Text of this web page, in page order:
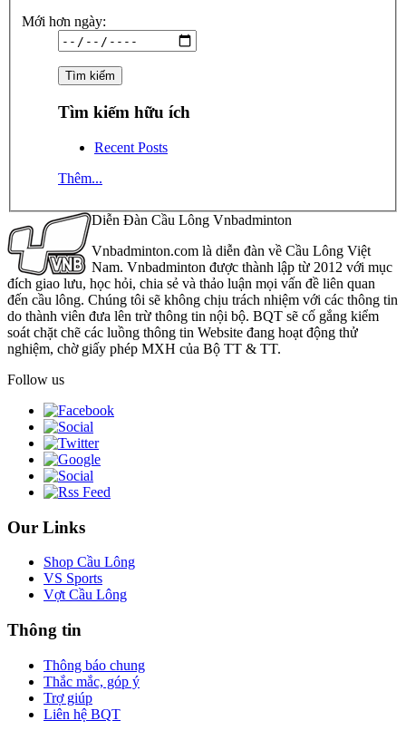
Mới hơn ngày:
Tìm kiếm hữu ích
Recent Posts
Thêm...
Diễn Đàn Cầu Lông Vnbadminton
Vnbadminton.com là diễn đàn về Cầu Lông Việt
Nam. Vnbadminton được thành lập từ 2012 với mục
đích giao lưu, học hỏi, chia sẻ và thảo luận mọi vấn đề liên quan
đến cầu lông. Chúng tôi sẽ không chịu trách nhiệm với các thông tin
do thành viên đưa lên trừ thông tin nội bộ. BQT sẽ cố gắng kiểm
soát chặt chẽ các luồng thông tin Website đang hoạt động thử
nghiệm, chờ giấy phép MXH của Bộ TT & TT.
Follow us
Our Links
Shop Cầu Lông
VS Sports
Vợt Cầu Lông
Thông tin
Thông báo chung
Thắc mắc, góp ý
Trợ giúp
Liên hệ BQT